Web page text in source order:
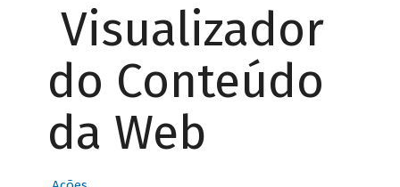
Visualizador
do Conteúdo
da Web